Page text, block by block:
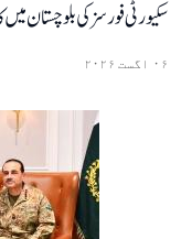
سکیورٹی فورسز کی بلوچستان میں کارروائیاں، 12
۰۶ اگست ۲۰۲۶